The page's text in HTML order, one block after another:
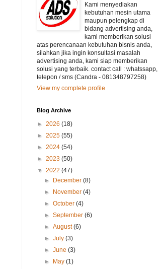
Kami menyediakan
kebutuhan mesin utama
maupun pelengkap di
bidang advertising anda,
kami memberikan solusi
atas perencanaan kebutuhan bisnis anda,
silahkan jika ingin konsultasi masalah
advertising anda, kami siap memberikan
solusi yang terbaik. contact call : whatssapp,
telepon / sms (Candra - 081348797258)
View my complete profile
Blog Archive
► 2026 (18)
► 2025 (55)
► 2024 (54)
► 2023 (50)
▼ 2022 (47)
►
December(8)
►
November(4)
►October(4)
►September(6)
►August(6)
►July(3)
►June(3)
►
May(1)